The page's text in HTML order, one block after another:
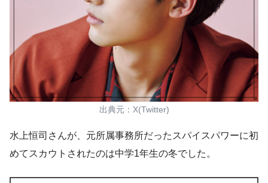
出典元：X(Twitter)
水上恒司さんが、元所属事務所だったスパイスパワーに初
めてスカウトされたのは中学1年生の冬でした。